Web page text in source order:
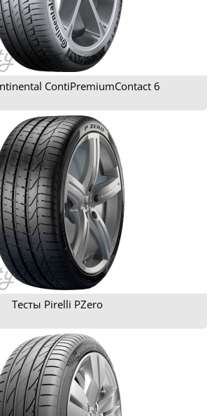
ContiPremiumContact 6
Тесты Pirelli PZero